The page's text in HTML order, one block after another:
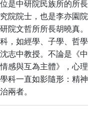
是中研院民族所的所長
院院士，也是李亦園院
院文哲所所長胡曉真。
，如經學、子學、哲學
志中教授。不論是《中
感與互為主體》，心理
科一直如影隨形：精神
兩者。